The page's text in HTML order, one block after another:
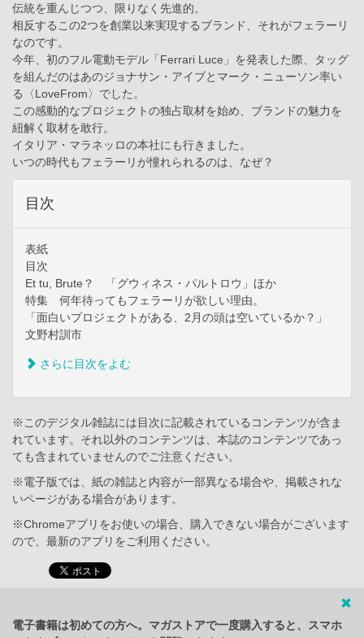
伝統を重んじつつ、限りなく先進的。
相反するこの2つを創業以来実現するブランド、それがフェラーリ
なのです。
今年、初のフル電動モデル「Ferrari Luce」を発表した際、タッグ
を組んだのはあのジョナサン・アイブとマーク・ニューソン率い
る〈LoveFrom〉でした。
この感動的なプロジェクトの独占取材を始め、ブランドの魅力を
紐解く取材を敢行。
イタリア・マラネッロの本社にも行きました。
いつの時代もフェラーリが憧れられるのは、なぜ？
目次
表紙
目次
Et tu, Brute？ 「グウィネス・パルトロウ」ほか
特集 何年待ってもフェラーリが欲しい理由。
「面白いプロジェクトがある、2月の頭は空いているか？」
文野村訓市
さらに目次をよむ
※このデジタル雑誌には目次に記載されているコンテンツが含ま
れています。それ以外のコンテンツは、本誌のコンテンツであっ
ても含まれていませんのでご注意ください。
※電子版では、紙の雑誌と内容が一部異なる場合や、掲載されな
いページがある場合があります。
※Chromeアプリをお使いの場合、購入できない場合がございます
ので、最新のアプリをご利用ください。
電子書籍は初めての方へ。マガストアで一度購入すると、スマホ